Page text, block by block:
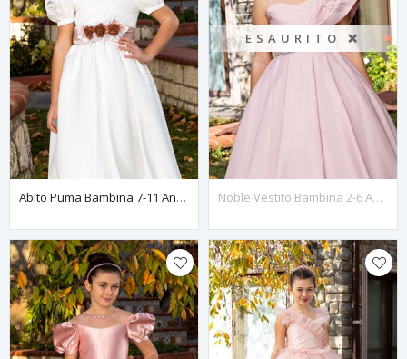
Abito Puma Bambina 7-11 Anni 40002 Polvere
ESAURITO ❌
Noble Vestito Bambina 2-6 Anni 20091 Cipria